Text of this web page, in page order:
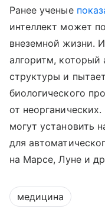
Ранее ученые
интеллект может
внеземной жизни.
алгоритм, который
структуры и
биологического
от
могут установить
для
на Марсе, Луне и
медицина